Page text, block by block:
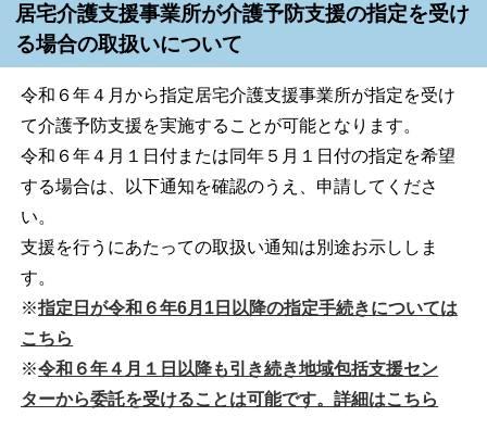
居宅介護支援事業所が介護予防支援の指定を受け
る場合の取扱いについて
令和６年４月から指定居宅介護支援事業所が指定を受け
て介護予防支援を実施することが可能となります。
令和６年４月１日付または同年５月１日付の指定を希望
する場合は、以下通知を確認のうえ、申請してくださ
い。
支援を行うにあたっての取扱い通知は別途お示ししま
す。
※指定日が令和６年6月1日以降の指定手続きについては
こちら
※令和６年４月１日以降も引き続き地域包括支援セン
ターから委託を受けることは可能です。詳細はこちら